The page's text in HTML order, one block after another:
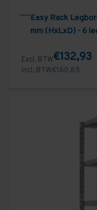
Easy Rack
mm (HxLxD) - 6
Excl. BTW€132,93
Incl. BTW€160,85